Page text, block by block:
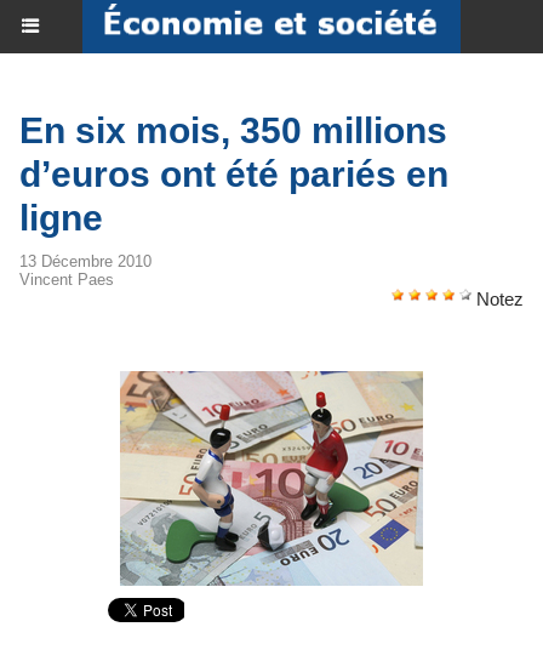
En six mois, 350 millions
d’euros ont été pariés en
ligne
13 Décembre 2010
Vincent Paes
Notez